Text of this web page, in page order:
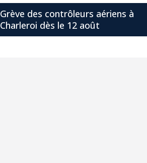
Grève des contrôleurs aériens à
Charleroi dès le 12 août